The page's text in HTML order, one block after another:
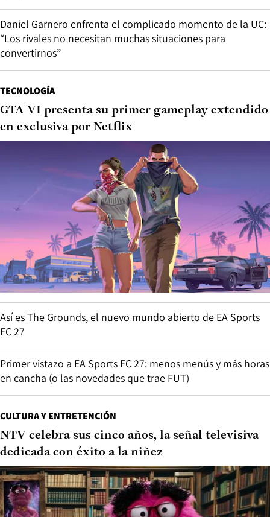
Daniel Garnero enfrenta el complicado momento de la UC:
“Los rivales no necesitan muchas situaciones para
convertirnos”
TECNOLOGÍA
GTA VI presenta su primer gameplay extendido
en exclusiva por Netflix
Así es The Grounds, el nuevo mundo abierto de EA Sports
FC 27
Primer vistazo a EA Sports FC 27: menos menús y más horas
en cancha (o las novedades que trae FUT)
CULTURA Y ENTRETENCIÓN
NTV celebra sus cinco años, la señal televisiva
dedicada con éxito a la niñez